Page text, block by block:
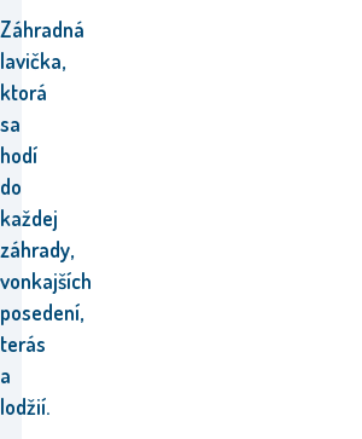
Záhradná
lavička,
ktorá
sa
hodí
do
každej
záhrady,
vonkajších
posedení,
terás
a
lodžií.